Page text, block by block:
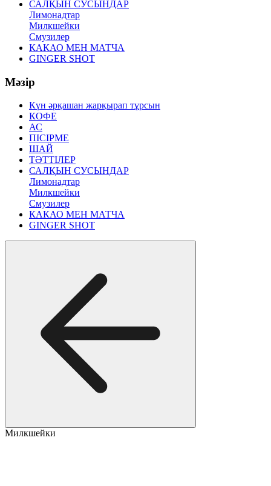
САЛҚЫН СУСЫНДАР
Лимонадтар
Милкшейки
Смузилер
КАКАО МЕН МАТЧА
GINGER SHOT
Мәзір
Күн әрқашан жарқырап тұрсын
КОФЕ
АС
ПІСІРМЕ
ШАЙ
ТӘТТІЛЕР
САЛҚЫН СУСЫНДАР
Лимонадтар
Милкшейки
Смузилер
КАКАО МЕН МАТЧА
GINGER SHOT
Милкшейки